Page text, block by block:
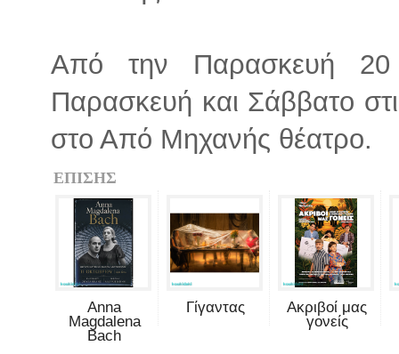
Από την Παρασκευή 20
Παρασκευή και Σάββατο
στο Από Μηχανής θέατρο.
ΕΠΙΣΗΣ
Anna
Magdalena
Bach
Γίγαντας
Ακριβοί μας
γονείς